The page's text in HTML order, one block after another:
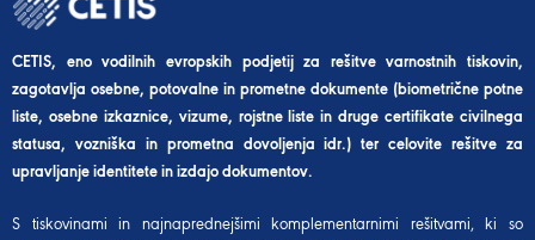
CETIS, eno vodilnih evropskih podjetij za rešitve varnostnih tiskovin,
zagotavlja osebne, potovalne in prometne dokumente (biometrične potne
liste, osebne izkaznice, vizume, rojstne liste in druge certifikate civilnega
statusa, vozniška in prometna dovoljenja idr.) ter celovite rešitve za
upravljanje identitete in izdajo dokumentov.
S tiskovinami in najnaprednejšimi komplementarnimi rešitvami, ki so